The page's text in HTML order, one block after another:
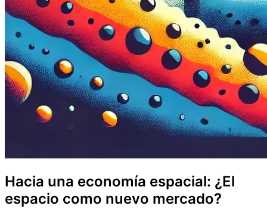
Hacia una economía espacial: ¿El
espacio como nuevo mercado?